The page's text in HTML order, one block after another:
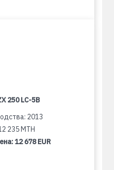
250 LC-5B
2013
235 MTH
12 678 EUR